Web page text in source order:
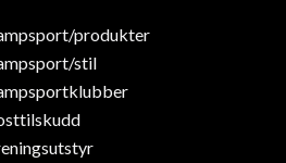
produkter
stil